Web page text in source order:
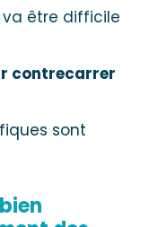
va être difficile
contrecarrer
sont